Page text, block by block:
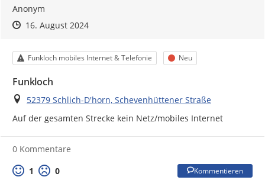
Anonym
Zeitpunkt des Erstellens
Zeitpunkt des Erstellens
16. August 2024Zur Äußerung
Kategorie
Funkloch mobiles Internet & Telefonie Status
Neu
Funkloch
Ort
52379 Schlich-D'horn, Schevenhüttener Straße
Auf der gesamten Strecke kein Netz/mobiles Internet
0 Kommentare
1
0 Kommentieren